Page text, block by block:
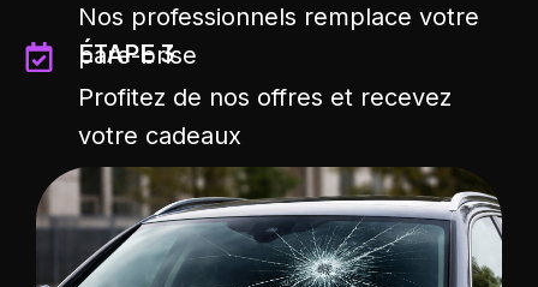
Nos professionnels remplace votre
pare-brise
ÉTAPE 3
Profitez de nos offres et recevez
votre cadeaux